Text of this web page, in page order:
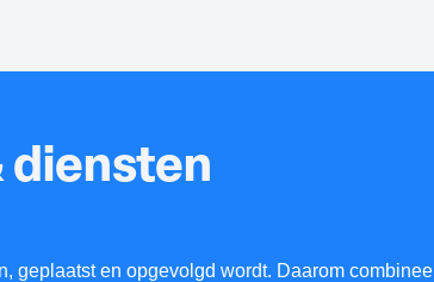
diensten
geplaatst en opgevolgd wordt. Daarom